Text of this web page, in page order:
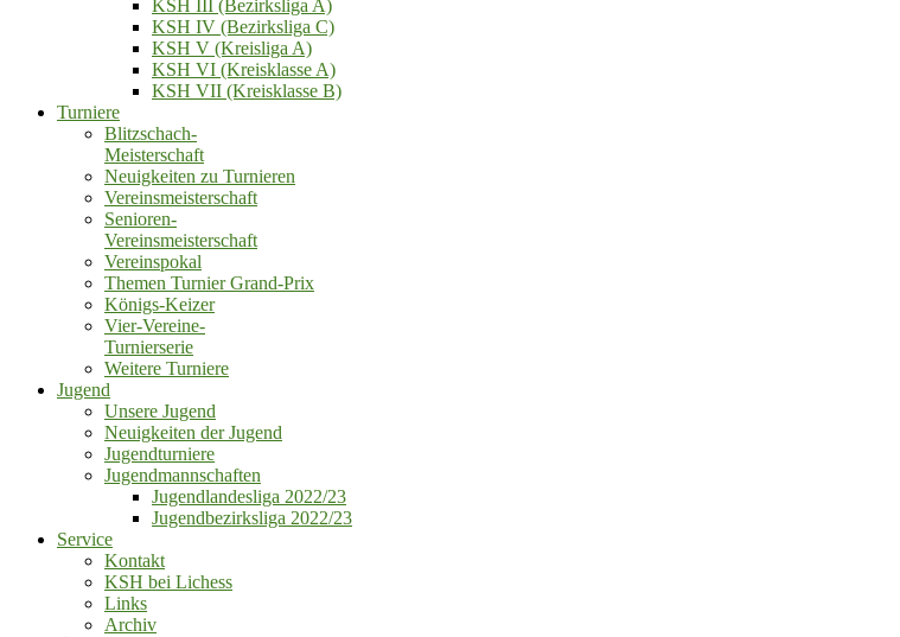
KSH III (Bezirksliga A)
KSH IV (Bezirksliga C)
KSH V (Kreisliga A)
KSH VI (Kreisklasse A)
KSH VII (Kreisklasse B)
Turniere
Blitzschach‑
Meisterschaft
Neuigkeiten zu Turnieren
Vereinsmeisterschaft
Senioren‑
Vereinsmeisterschaft
Vereinspokal
Themen Turnier Grand‑Prix
Königs‑Keizer
Vier‑Vereine‑
Turnierserie
Weitere Turniere
Jugend
Unsere Jugend
Neuigkeiten der Jugend
Jugendturniere
Jugendmannschaften
Jugendlandesliga 2022/23
Jugendbezirksliga 2022/23
Service
Kontakt
KSH bei Lichess
Links
Archiv